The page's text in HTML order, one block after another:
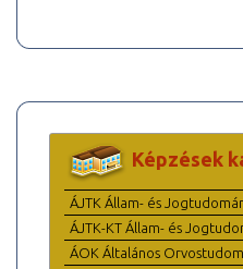
Képzések
ÁJTK Állam- és
ÁJTK-KT Állam- és
ÁOK Általános